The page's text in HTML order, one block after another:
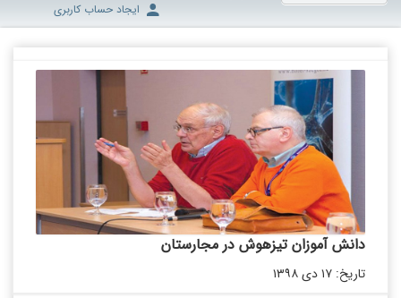
ایجاد حساب کاربری
دانش آموزان تیزهوش در مجارستان
تاریخ: ۱۷ دی ۱۳۹۸